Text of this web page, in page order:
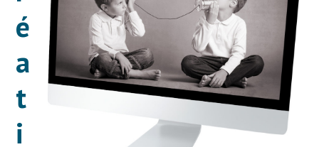
é
a
t
i